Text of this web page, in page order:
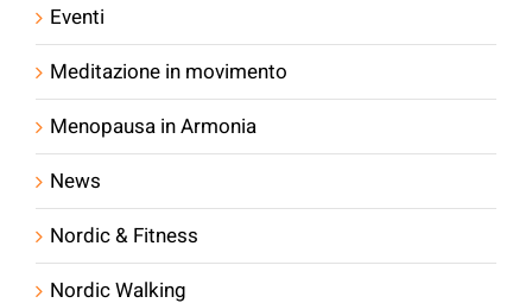
Eventi
Meditazione in movimento
Menopausa in Armonia
News
Nordic & Fitness
Nordic Walking